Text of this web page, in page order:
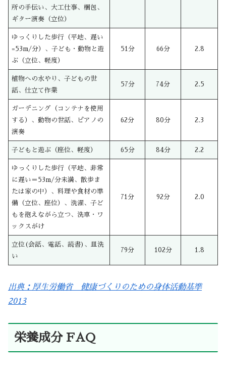
所の手伝い、大工仕事、梱包、
ギター演奏（立位）
ゆっくりした歩行（平地、遅い
=53m/分）、子ども・動物と遊
ぶ（立位、軽度）
51分 66分 2.8
植物への水やり、子どもの世
話、仕立て作業
57分 74分 2.5
ガーデニング（コンテナを使用
する）、動物の世話、ピアノの
演奏
62分 80分 2.3
子どもと遊ぶ（座位、軽度） 65分 84分 2.2
ゆっくりした歩行（平地、非常
に遅い＝53m/分未満、散歩ま
たは家の中）、料理や食材の準
備（立位、座位）、洗濯、子ど
もを抱えながら立つ、洗車・ワ
ックスがけ
71分 92分 2.0
立位(会話、電話、読書)、皿洗
い
79分 102分 1.8
出典：厚生労働省 健康づくりのための身体活動基準
2013
栄養成分 FAQ